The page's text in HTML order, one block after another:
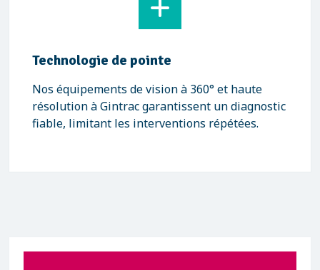
Technologie de pointe
Nos équipements de vision à 360° et haute
résolution à Gintrac garantissent un diagnostic
fiable, limitant les interventions répétées.